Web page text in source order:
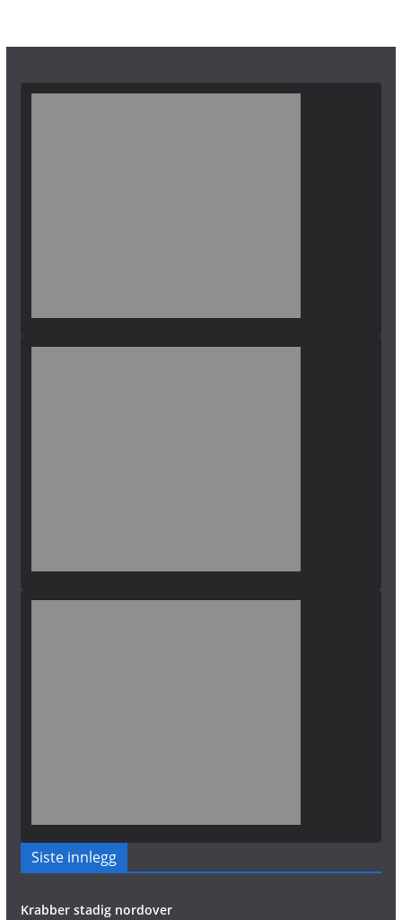
Siste innlegg
Krabber stadig nordover